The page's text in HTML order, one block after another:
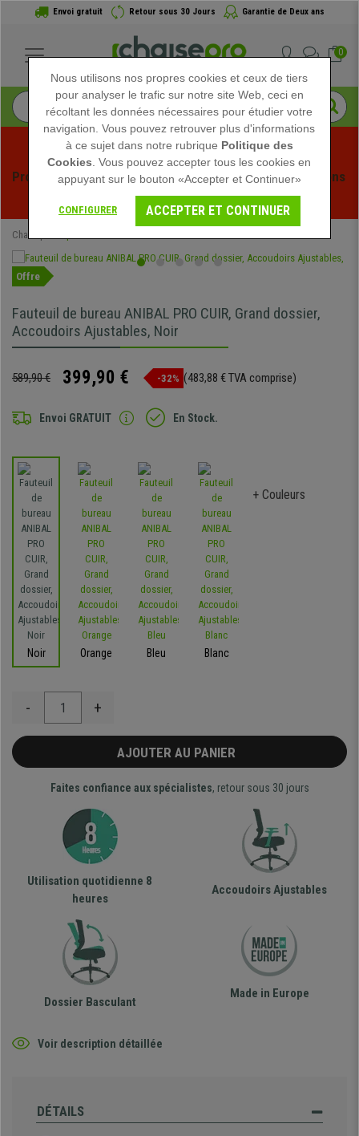
Envoi gratuit Retour sous 30 Jours Garantie de Deux ans
0
Profitez des soldes d'été chez Chaisepro ! Des réductions
exclusives pour une durée limitée - Voir l'offre
Chaisepro
Offre
Fauteuil de bureau ANIBAL PRO CUIR, Grand dossier,
Accoudoirs Ajustables, Noir
589,90 € 399,90 € -32% (483,88 € TVA comprise)
Envoi GRATUIT En Stock.
Noir Orange Bleu Blanc
+ Couleurs
- +
AJOUTER AU PANIER
Faites confiance aux spécialistes, retour sous 30 jours
Utilisation quotidienne 8
heures
Accoudoirs Ajustables
Dossier Basculant
Made in Europe
Voir description détaillée
DÉTAILS
Nous utilisons nos propres cookies et ceux de tiers
pour analyser le trafic sur notre site Web, ceci en
récoltant les données nécessaires pour étudier votre
navigation. Vous pouvez retrouver plus d'informations
à ce sujet dans notre rubrique Politique des
Cookies . Vous pouvez accepter tous les cookies en
appuyant sur le bouton «Accepter et Continuer»
CONFIGURER ACCEPTER ET CONTINUER